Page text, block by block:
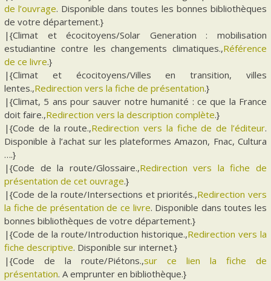
de l’ouvrage. Disponible dans toutes les bonnes bibliothèques
de votre département.}
|{Climat et écocitoyens/Solar Generation : mobilisation
estudiantine contre les changements climatiques.,Référence
de ce livre.}
|{Climat et écocitoyens/Villes en transition, villes
lentes.,Redirection vers la fiche de présentation.}
|{Climat, 5 ans pour sauver notre humanité : ce que la France
doit faire.,Redirection vers la description complète.}
|{Code de la route.,Redirection vers la fiche de de l’éditeur.
Disponible à l’achat sur les plateformes Amazon, Fnac, Cultura
….}
|{Code de la route/Glossaire.,Redirection vers la fiche de
présentation de cet ouvrage.}
|{Code de la route/Intersections et priorités.,Redirection vers
la fiche de présentation de ce livre. Disponible dans toutes les
bonnes bibliothèques de votre département.}
|{Code de la route/Introduction historique.,Redirection vers la
fiche descriptive. Disponible sur internet.}
|{Code de la route/Piétons.,sur ce lien la fiche de
présentation. A emprunter en bibliothèque.}